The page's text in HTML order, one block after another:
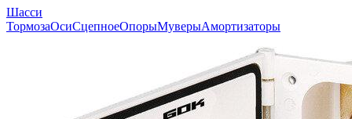
Шасси
ТормозаОсиСцепноеОпорыМуверыАмортизаторы